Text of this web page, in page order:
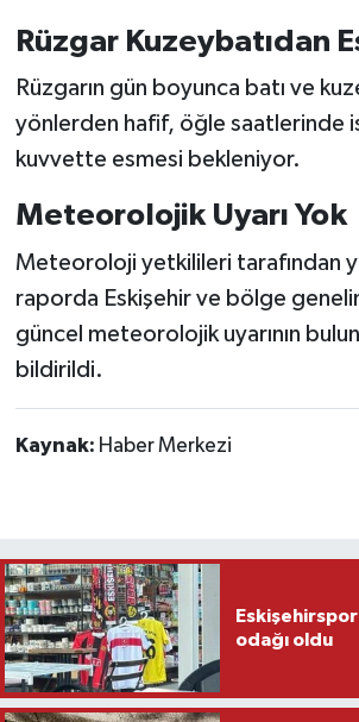
Rüzgar Kuzeybatıdan
Rüzgarın gün boyunca batı ve
yönlerden hafif, öğle saatlerinde
kuvvette esmesi bekleniyor.
Meteorolojik Uyarı Yok
Meteoroloji yetkilileri tarafından
raporda Eskişehir ve bölge
güncel meteorolojik uyarının
bildirildi.
Kaynak: Haber Merkezi
odağı oldu